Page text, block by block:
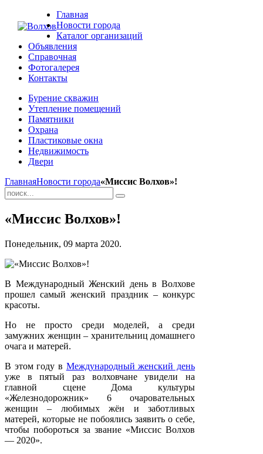
Главная
Новости города
Каталог организаций
Объявления
Справочная
Фотогалерея
Контакты
Бурение скважин
Утепление помещений
Памятники
Охрана
Пластиковые окна
Недвижимость
Двери
ГлавнаяНовости города«Миссис Волхов»!
«Миссис Волхов»!
Понедельник, 09 марта 2020.
В Международный Женский день в Волхове
прошел самый женский праздник – конкурс
красоты.
Но не просто среди моделей, а среди
замужних женщин – хранительниц домашнего
очага и матерей.
В этом году в Международный женский день
уже в пятый раз волховчане увидели на
главной сцене Дома культуры
«Железнодорожник» 6 очаровательных
женщин – любимых жён и заботливых
матерей, которые не побоялись заявить о себе,
чтобы побороться за звание «Миссис Волхов
— 2020».